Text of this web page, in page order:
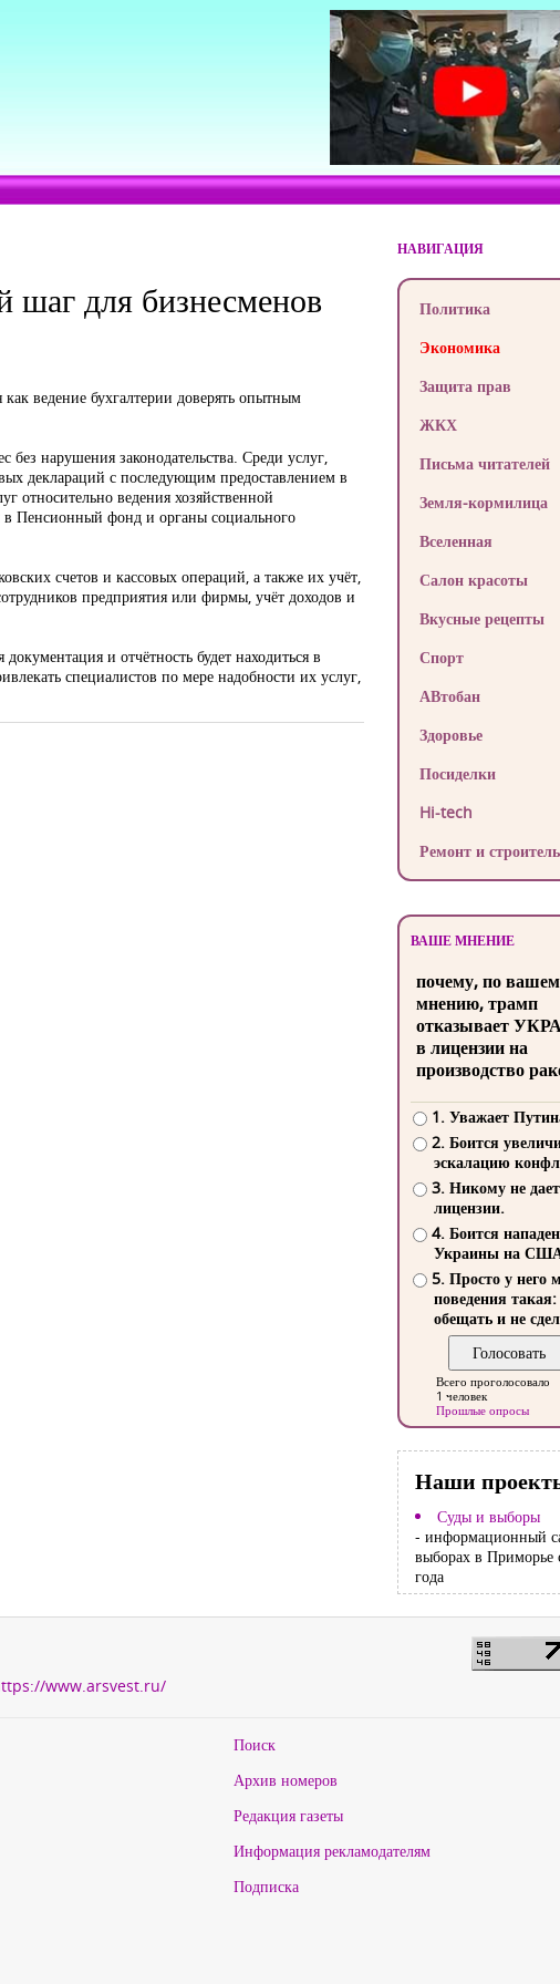
шаг для бизнесменов
ведение бухгалтерии доверять опытным
без нарушения законодательства. Среди услуг,
деклараций с последующим предоставлением в
ведения хозяйственной
в Пенсионный фонд и органы социального
счетов и кассовых операций, а также их учёт,
предприятия или фирмы, учёт доходов и
и отчётность будет находиться в
специалистов по мере надобности их услуг,
НАВИГАЦИЯ
Политика
Экономика
Защита прав
ЖКХ
Письма читателей
Земля-кормилица
Вселенная
Салон красоты
Вкусные рецепты
Спорт
АВтобан
Здоровье
Посиделки
Hi-tech
Ремонт и
ВАШЕ МНЕНИЕ
почему, по
мнению, трамп
отказывает
в лицензии на
производство
1. Уважает
2. Боится
эскалацию
3. Никому не
лицензии.
4. Боится
Украины на
5. Просто у него
поведения такая:
обещать и не
Всего проголосовало
1 человек
Прошлые опросы
Наши
Суды и выборы
- информационный
выборах в Приморье
года
www.arsvest.ru/
Поиск
Архив номеров
Редакция газеты
Информация рекламодателям
Подписка